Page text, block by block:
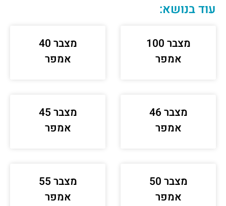
עוד בנושא:
מצבר 100
אמפר
מצבר 40
אמפר
מצבר 46
אמפר
מצבר 45
אמפר
מצבר 50
אמפר
מצבר 55
אמפר